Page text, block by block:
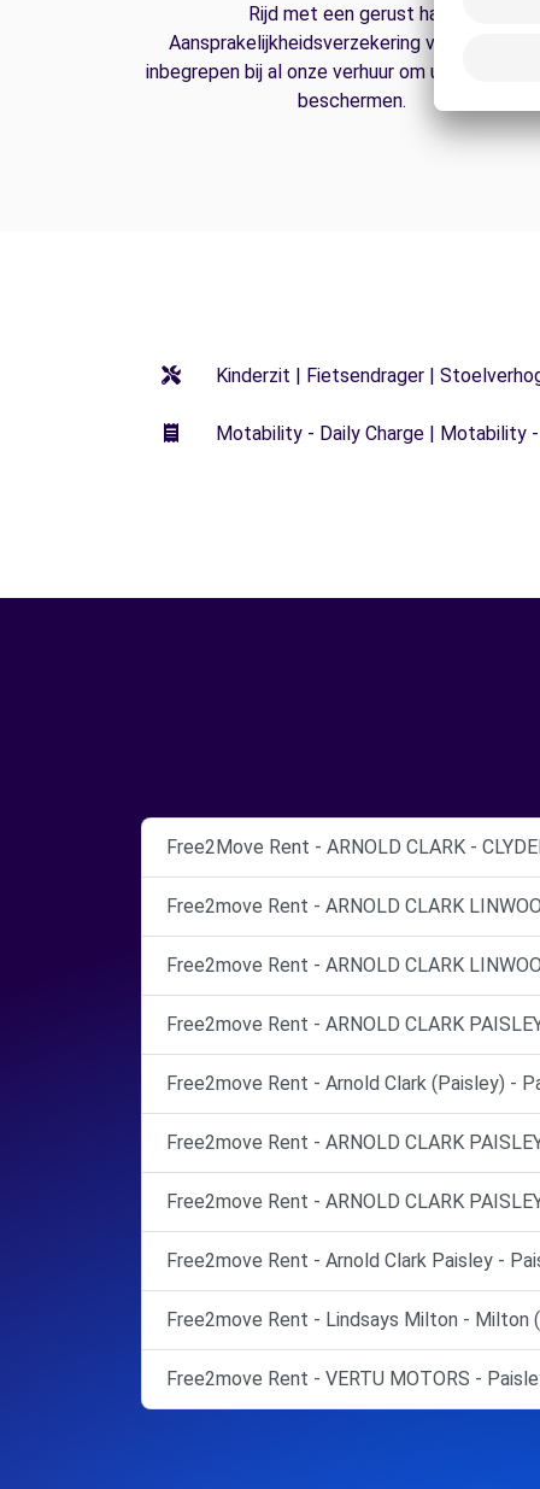
Rijd met een gerust hart.
Aansprakelijkheidsverzekering van derden is
inbegrepen bij al onze verhuur om u op de
beschermen.
Kinderzit | Fietsendrager |
Motability - Daily Charge | Motability
Free2Move Rent - ARNOLD CLARK -
Free2move Rent - ARNOLD CLARK
Free2move Rent - ARNOLD CLARK
Free2move Rent - ARNOLD CLARK
Free2move Rent - Arnold Clark (Paisley) -
Free2move Rent - ARNOLD CLARK
Free2move Rent - ARNOLD CLARK
Free2move Rent - Arnold Clark Paisley -
Free2move Rent - Lindsays Milton - Milton
Free2move Rent - VERTU MOTORS -